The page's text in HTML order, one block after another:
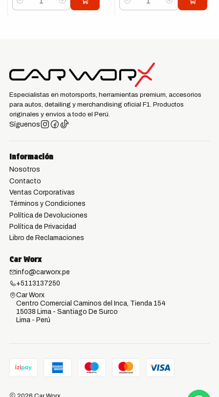
Cantidad Cantidad
Especialistas en motorsports, herramientas premium, accesorios
para autos, detailing y merchandising oficial F1. Productos
originales y envíos a todo el Perú.
Síguenos
Información
Nosotros
Contacto
Ventas Corporativas
Términos y Condiciones
Política de Devoluciones
Política de Privacidad
Libro de Reclamaciones
Car Worx
info@carworx.pe
+5113137250
Car Worx
Centro Comercial Caminos del Inca, Tienda 154
15038 Lima - Santiago De Surco
Lima - Perú